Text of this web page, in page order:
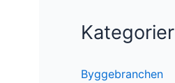
Kategorier
Byggebranchen